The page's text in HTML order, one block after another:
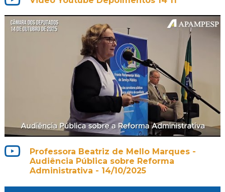
Professora Beatriz de Mello Marques -
Audiência Pública sobre Reforma
Administrativa - 14/10/2025